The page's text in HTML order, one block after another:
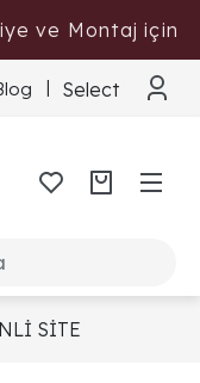
ve Montaj için
Select
SİTE